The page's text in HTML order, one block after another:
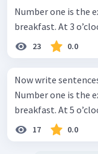
Number one is the example. At 9
breakfast.
23 0.0
Now write
Number one is the example. At 9
breakfast.
17 0.0